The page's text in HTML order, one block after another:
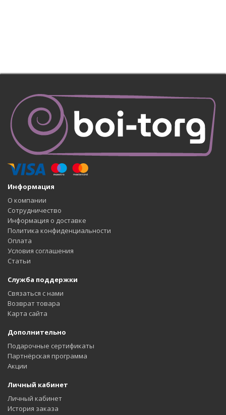
Информация
О компании
Сотрудничество
Информация о доставке
Политика конфиденциальности
Оплата
Условия соглашения
Статьи
Служба поддержки
Связаться с нами
Возврат товара
Карта сайта
Дополнительно
Подарочные сертификаты
Партнёрская программа
Акции
Личный кабинет
Личный кабинет
История заказа